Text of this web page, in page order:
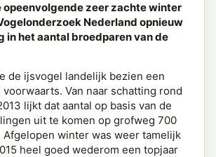
opeenvolgende zeer zachte winter
Nederland opnieuw
in het aantal broedparen van de
de ijsvogel landelijk bezien een
Van naar schatting rond
lijkt dat aantal op basis van de
uit te komen op grofweg 700
Afgelopen winter was weer tamelijk
heel goed wederom een topjaar